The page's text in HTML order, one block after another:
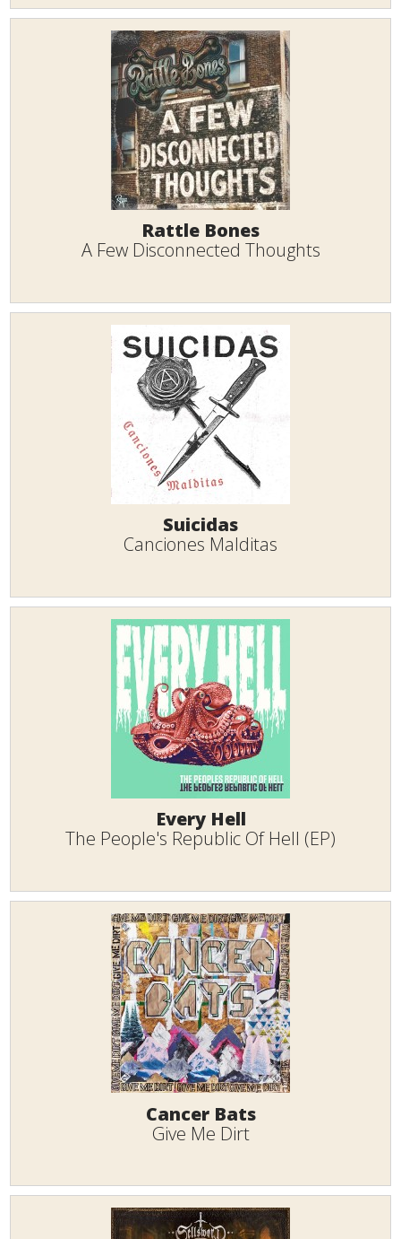
Rattle Bones
A Few Disconnected Thoughts
Suicidas
Canciones Malditas
Every Hell
The People's Republic Of Hell (EP)
Cancer Bats
Give Me Dirt